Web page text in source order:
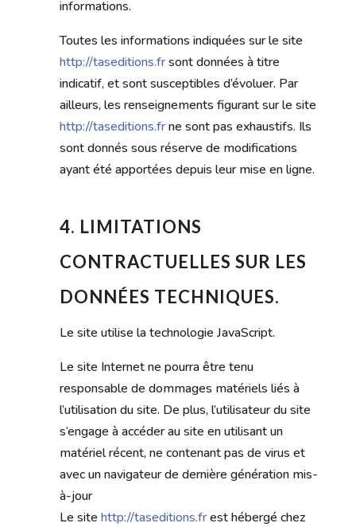
informations.
Toutes les informations indiquées sur le site
http://taseditions.frsont données à titre
indicatif, et sont susceptibles d’évoluer. Par
ailleurs, les renseignements figurant sur le site
http://taseditions.frne sont pas exhaustifs. Ils
sont donnés sous réserve de modifications
ayant été apportées depuis leur mise en ligne.
4. LIMITATIONS
CONTRACTUELLES SUR LES
DONNÉES TECHNIQUES.
Le site utilise la technologie JavaScript.
Le site Internet ne pourra être tenu
responsable de dommages matériels liés à
l’utilisation du site. De plus, l’utilisateur du site
s’engage à accéder au site en utilisant un
matériel récent, ne contenant pas de virus et
avec un navigateur de dernière génération mis-
à-jour
Le site http://taseditions.frest hébergé chez